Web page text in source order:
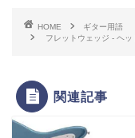
HOME
ギター用語
フレットウェッジ - ヘ
関連記事